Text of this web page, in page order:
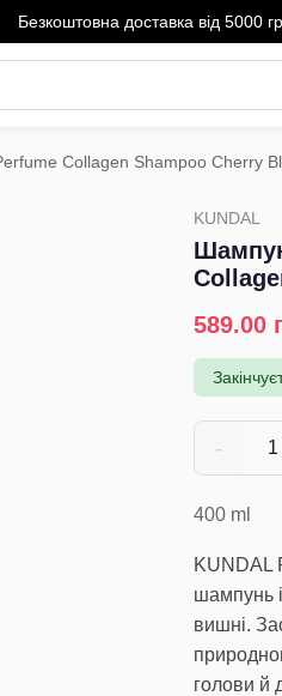
Безкоштовна доставка від 5000
Collagen Shampoo Cherry
KUNDAL
589.00
- 1
400 ml
KUNDAL
шампунь
вишні.
голови й